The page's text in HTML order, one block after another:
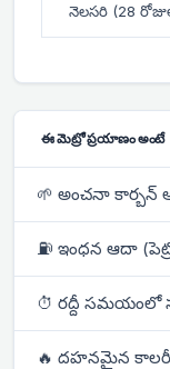
నెలసరి (28
ఈ మెట్రో ప్రయాణం అంటే
🌱 అంచనా కార్బన్
⛽ ఇంధన ఆదా
⏱ రద్దీ సమయంలో
🔥 దహనమైన